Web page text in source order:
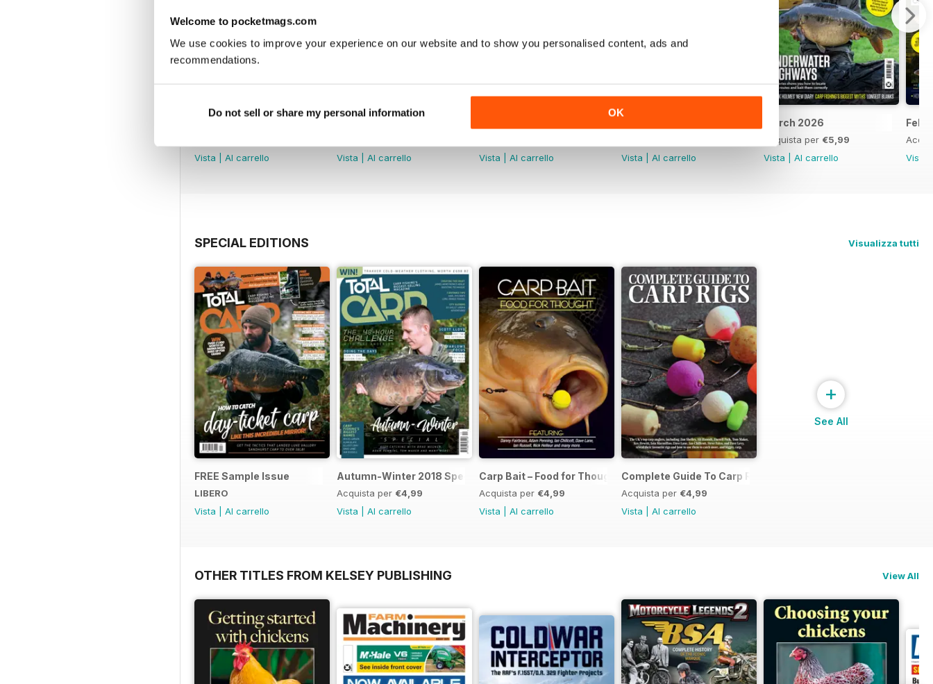
Welcome to pocketmags.com
We use cookies to improve your experience on our website and to show you personalised content, ads and
recommendations.
Do not sell or share my personal information OK
Vista
Al carrello
Vista
Al carrello
Vista
Al carrello
Vista
Al carrello
March 2026
Acquista per €5,99
Vista
Al carrello
Vista
SPECIAL EDITIONS Visualizza tutti
FREE Sample Issue
LIBERO
Vista
Al carrello
Autumn-Winter 2018 Special Issue
Acquista per €4,99
Vista
Al carrello
Carp Bait – Food for Thought
Acquista per €4,99
Vista
Al carrello
Complete Guide To Carp Rigs
Acquista per €4,99
Vista
Al carrello
+
See All
OTHER TITLES FROM KELSEY PUBLISHING View All